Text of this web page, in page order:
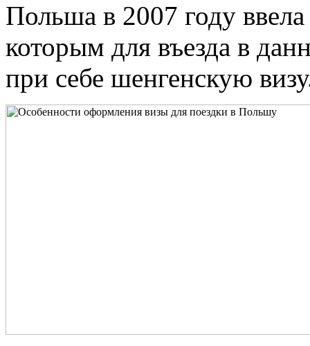
Польша в 2007 году
которым для въезда в
при себе шенгенскую